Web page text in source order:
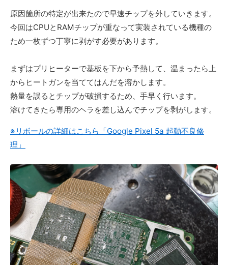
原因箇所の特定が出来たので早速チップを外していきます。
今回はCPUとRAMチップが重なって実装されている機種の
ため一枚ずつ丁寧に剥がす必要があります。
まずはプリヒーターで基板を下から予熱して、温まったら上
からヒートガンを当ててはんだを溶かします。
熱量を誤るとチップが破損するため、手早く行います。
溶けてきたら専用のヘラを差し込んでチップを剥がします。
※リボールの詳細はこちら「Google Pixel 5a 起動不良修
理」